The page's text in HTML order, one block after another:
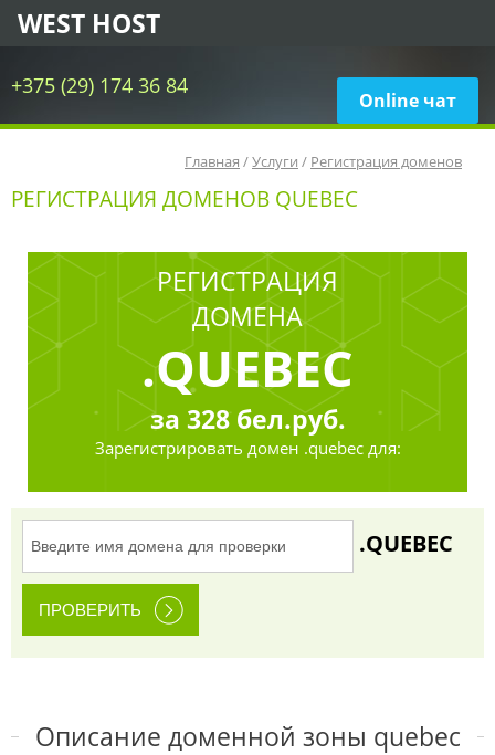
+375 (29) 174 36 84
Online чат
WEST HOST
Главная /Услуги / Регистрация доменов
РЕГИСТРАЦИЯ ДОМЕНОВ QUEBEC
РЕГИСТРАЦИЯ
ДОМЕНА
.QUEBEC
за 328бел.руб.
Зарегистрировать домен .quebec для:
.QUEBEC
Описание доменной зоны quebec